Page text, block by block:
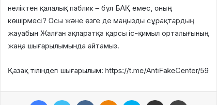
неліктен қалалық паблик – бұл БАҚ емес, оның
көшірмесі? Осы және өзге де маңызды сұрақтардың
жауабын Жалған ақпаратқа қарсы іс-қимыл орталығының
жаңа шығарылымында айтамыз.
Қазақ тіліндегі шығарылым: https://t.me/AntiFakeCenter/59